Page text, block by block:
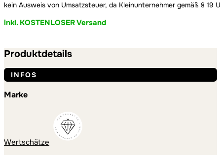
kein Ausweis von Umsatzsteuer, da Kleinunternehmer gemäß § 19
inkl. KOSTENLOSER Versand
Produktdetails
INFOS
Marke
Wertschätze